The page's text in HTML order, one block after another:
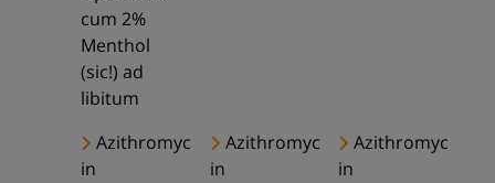
cum 2%
Menthol
(sic!) ad
libitum
Azithromyc
in
Azithromyc
in
Azithromyc
in